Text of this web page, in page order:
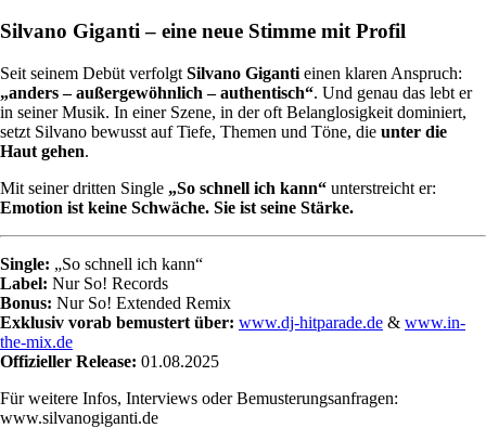
Silvano Giganti – eine neue Stimme mit Profil
Seit seinem Debüt verfolgt Silvano Giganti einen klaren Anspruch:
„anders – außergewöhnlich – authentisch“. Und genau das lebt er
in seiner Musik. In einer Szene, in der oft Belanglosigkeit dominiert,
setzt Silvano bewusst auf Tiefe, Themen und Töne, die unter die
Haut gehen.
Mit seiner dritten Single „So schnell ich kann“ unterstreicht er:
Emotion ist keine Schwäche. Sie ist seine Stärke.
Single: „So schnell ich kann“
Label: Nur So! Records
Bonus: Nur So! Extended Remix
Exklusiv vorab bemustert über: www.dj-hitparade.de & www.in-
the-mix.de
Offizieller Release: 01.08.2025
Für weitere Infos, Interviews oder Bemusterungsanfragen:
www.silvanogiganti.de